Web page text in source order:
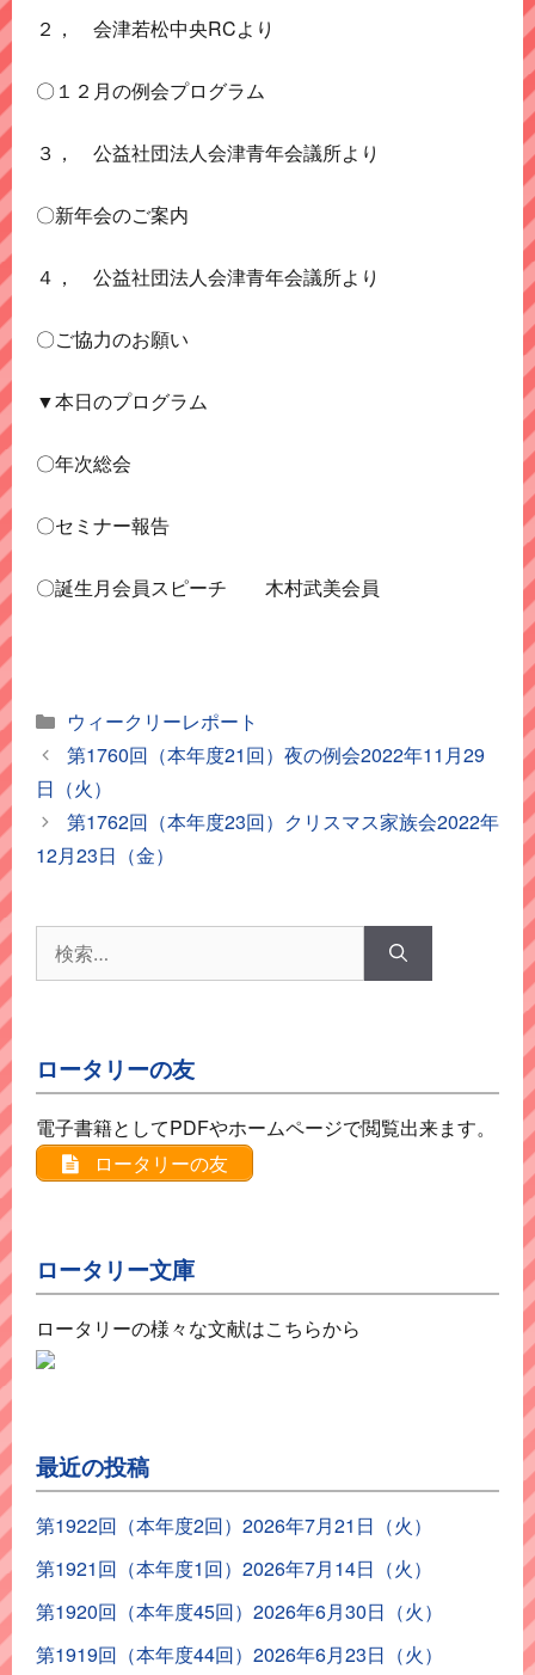
２， 会津若松中央RCより
〇１２月の例会プログラム
３， 公益社団法人会津青年会議所より
〇新年会のご案内
４， 公益社団法人会津青年会議所より
〇ご協力のお願い
▼本日のプログラム
〇年次総会
〇セミナー報告
〇誕生月会員スピーチ 木村武美会員
カ
テ
ゴ
リ
ー
ウィークリーレポート
第1760回（本年度21回）夜の例会2022年11月29
日（火）
第1762回（本年度23回）クリスマス家族会2022年
12月23日（金）
索:
ロータリーの友
電子書籍としてPDFやホームページで閲覧出来ます。
ロータリーの友
ロータリー文庫
ロータリーの様々な文献はこちらから
最近の投稿
第1922回（本年度2回）2026年7月21日（火）
第1921回（本年度1回）2026年7月14日（火）
第1920回（本年度45回）2026年6月30日（火）
第1919回（本年度44回）2026年6月23日（火）